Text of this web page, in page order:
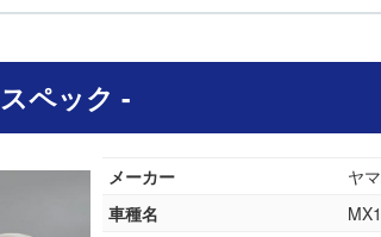
ペック -
メーカー
ヤ
車種名